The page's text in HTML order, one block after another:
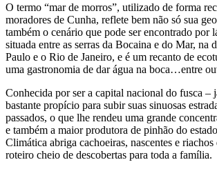
O termo “mar de morros”, utilizado de forma
moradores de Cunha, reflete bem não só sua
também o cenário que pode ser encontrado por
situada entre as serras da Bocaina e do Mar, na
Paulo e o Rio de Janeiro, e é um recanto de
uma gastronomia de dar água na boca…entre
Conhecida por ser a capital nacional do fusca –
bastante propício para subir suas sinuosas
passados, o que lhe rendeu uma grande
e também a maior produtora de pinhão do
Climática abriga cachoeiras, nascentes e
roteiro cheio de descobertas para toda a família.